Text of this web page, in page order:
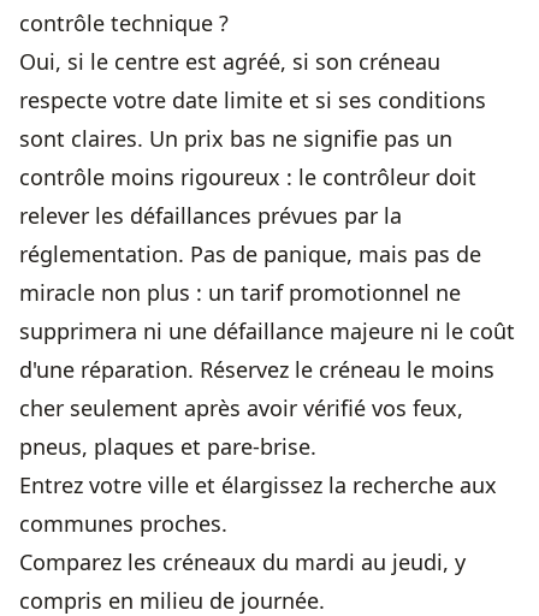
contrôle technique ?
Oui, si le centre est agréé, si son créneau
respecte votre date limite et si ses conditions
sont claires. Un prix bas ne signifie pas un
contrôle moins rigoureux : le contrôleur doit
relever les défaillances prévues par la
réglementation. Pas de panique, mais pas de
miracle non plus : un tarif promotionnel ne
supprimera ni une défaillance majeure ni le coût
d'une réparation. Réservez le créneau le moins
cher seulement après avoir vérifié vos feux,
pneus, plaques et pare-brise.
Entrez votre ville et élargissez la recherche aux
communes proches.
Comparez les créneaux du mardi au jeudi, y
compris en milieu de journée.